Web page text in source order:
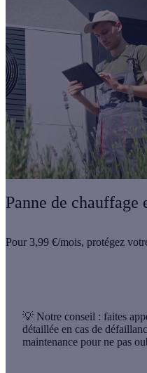
Panne de chauffage
Pour 3,99 €/mois, protégez
💡 Notre conseil : faites
détaillée en cas de
maintenance pour ne pas